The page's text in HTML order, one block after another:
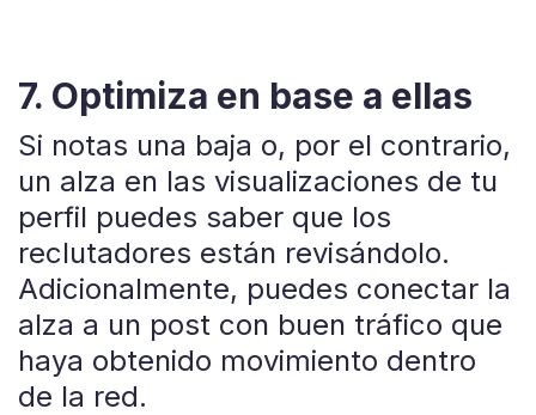
7. Optimiza en base a ellas
Si notas una baja o, por el contrario,
un alza en las visualizaciones de tu
perfil puedes saber que los
reclutadores están revisándolo.
Adicionalmente, puedes conectar la
alza a un post con buen tráfico que
haya obtenido movimiento dentro
de la red.